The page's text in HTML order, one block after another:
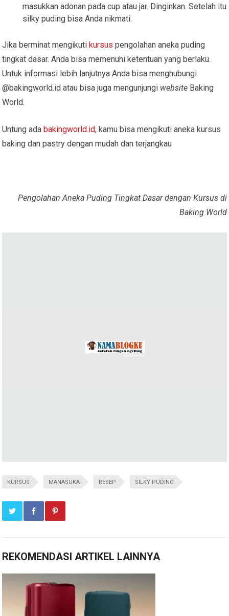
masukkan adonan pada cup atau jar. Dinginkan. Setelah itu
silky puding bisa Anda nikmati.
Jika berminat mengikutikursus pengolahan aneka puding
tingkat dasar. Anda bisa memenuhi ketentuan yang berlaku.
Untuk informasi lebih lanjutnya Anda bisa menghubungi
@bakingworld.id atau bisa juga mengunjungi website Baking
World.
Untung adabakingworld.id, kamu bisa mengikuti aneka kursus
baking dan pastry dengan mudah dan terjangkau
Pengolahan Aneka Puding Tingkat Dasar dengan Kursus di
Baking World
KURSUS MANASUKA RESEP SILKY PUDING
REKOMENDASI ARTIKEL LAINNYA